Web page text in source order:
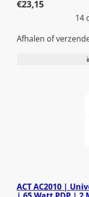
€23,15
14
Afhalen of
ACT AC2010 |